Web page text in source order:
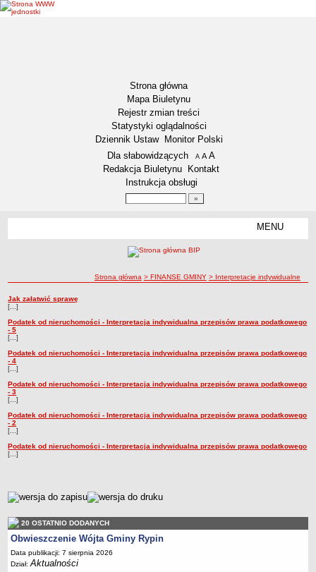
Strona główna
Mapa Biuletynu
Rejestr zmian treści
Statystyki oglądalności
Dziennik Ustaw
Monitor Polski
Menu dodatkowe
Dla słabowidzących A pomniejsz czcionkę
A standardowy rozmiar czcionki
A
Redakcja Biuletynu
Kontakt
Instrukcja obsługi
MENU
Lokalizacja
Zadania publiczne
Realizacja zadań publicznych
Rejestr instytucji kultury
RODO Klauzule informacyjne
Tabela informacyjna
Czas pracy urzędu
Nr konta bankowego, NIP, REGON
Pracownicy urzędu - urząd gminy
ścieżka nawigacji
Strona główna > FINANSE GMINY > Interpretacje indywidualne
Interpretacje indywidualne
Interpretacje indywidualne
Jak załatwić sprawę
[...]
Podatek od nieruchomości - Interpretacja indywidualna przepisów prawa podatkowego
- 5
[...]
Podatek od nieruchomości - Interpretacja indywidualna przepisów prawa podatkowego
- 4
[...]
Podatek od nieruchomości - Interpretacja indywidualna przepisów prawa podatkowego
- 3
[...]
Podatek od nieruchomości - Interpretacja indywidualna przepisów prawa podatkowego
- 2
[...]
Podatek od nieruchomości - Interpretacja indywidualna przepisów prawa podatkowego
[...]
metryczka
20 OSTATNIO DODANYCH
Obwieszczenie Wójta Gminy Rypin
Data publikacji: 7 sierpnia 2026
Dział:Aktualności